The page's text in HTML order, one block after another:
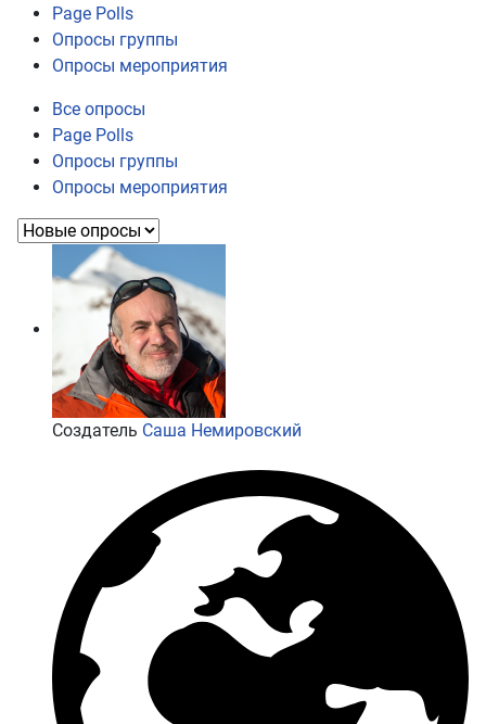
Page Polls
Опросы группы
Опросы мероприятия
Все опросы
Page Polls
Опросы группы
Опросы мероприятия
Создатель Саша Немировский